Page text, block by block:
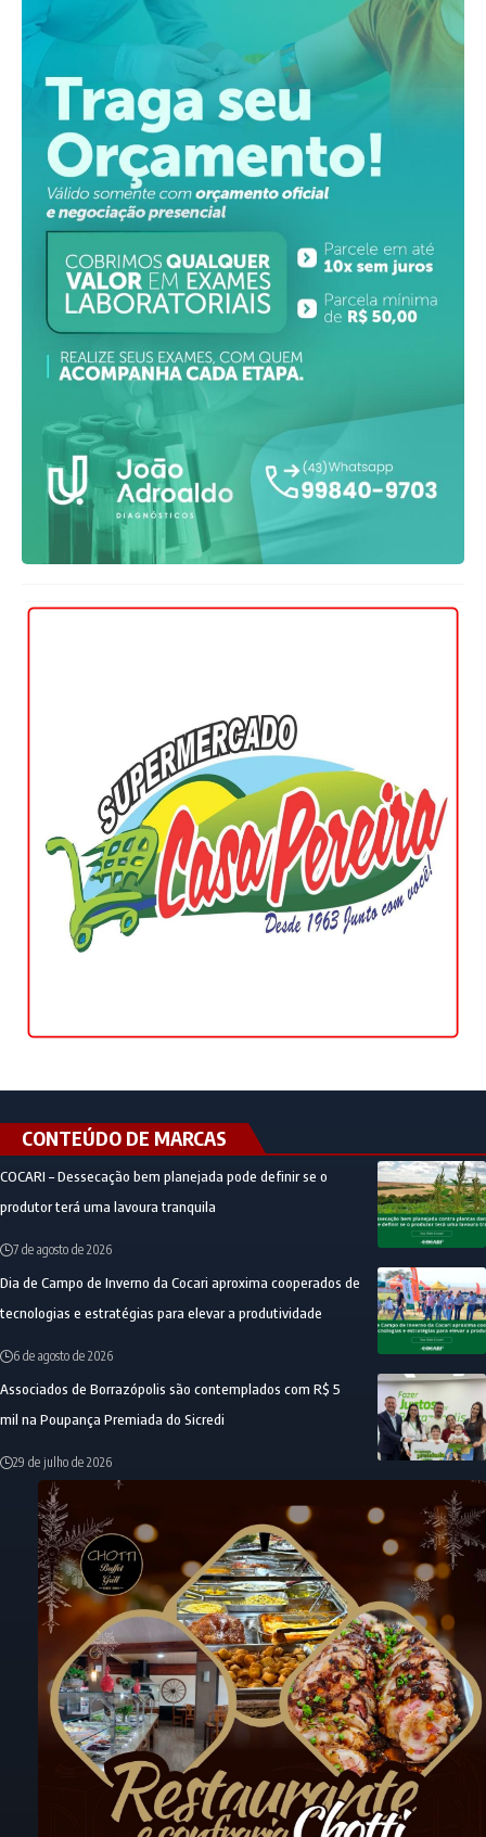
CONTEÚDO DE MARCAS
COCARI – Dessecação bem planejada pode definir se o
produtor terá uma lavoura tranquila
7 de agosto de 2026
Dia de Campo de Inverno da Cocari aproxima cooperados de
tecnologias e estratégias para elevar a produtividade
6 de agosto de 2026
Associados de Borrazópolis são contemplados com R$ 5
mil na Poupança Premiada do Sicredi
29 de julho de 2026